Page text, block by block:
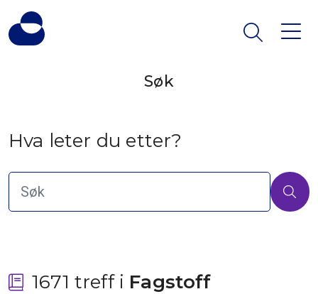
Søk
Hva leter du etter?
1671 treff i Fagstoff